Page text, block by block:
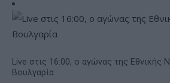
Live στις 16:00, ο αγώνας της Εθνικής
Βουλγαρία